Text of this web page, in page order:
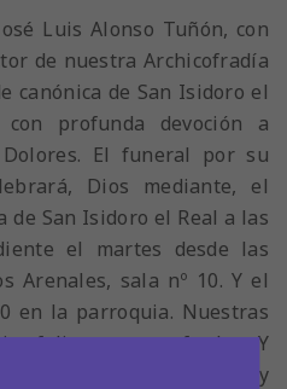
Luis Alonso Tuñón, con
de nuestra Archicofradía
canónica de San Isidoro el
con profunda devoción a
El funeral por su
Dios mediante, el
San Isidoro el Real a las
el martes desde las
Arenales, sala nº 10. Y el
en la parroquia. Nuestras
feligreses y cofrades. Y
descanso del querido y